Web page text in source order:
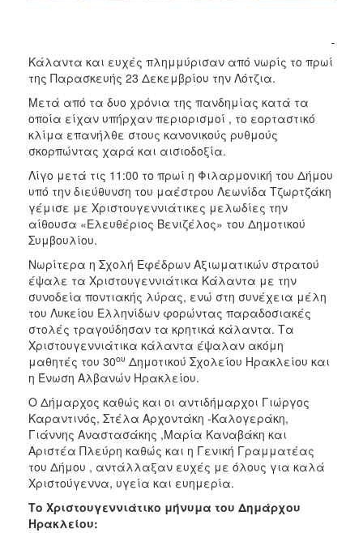
ΠΟΛΙΤΙΣΜΟΣ
ΑΝΘΕΚΤΙΚΗ
ΠΟΛΗ
Κάλαντα και ευχές πλημμύρισαν από νωρίς το πρωί
της Παρασκευής 23 Δεκεμβρίου την Λότζια.
Μετά από τα δυο χρόνια της πανδημίας κατά τα
οποία είχαν υπήρχαν περιορισμοί , το εορταστικό
κλίμα επανήλθε στους κανονικούς ρυθμούς
σκορπώντας χαρά και αισιοδοξία.
Λίγο μετά τις 11:00 το πρωί η Φιλαρμονική του Δήμου
υπό την διεύθυνση του μαέστρου Λεωνίδα Τζωρτζάκη
γέμισε με Χριστουγεννιάτικες μελωδίες την
αίθουσα «Ελευθέριος Βενιζέλος» του Δημοτικού
Συμβουλίου.
Νωρίτερα η Σχολή Εφέδρων Αξιωματικών στρατού
έψαλε τα Χριστουγεννιάτικα Κάλαντα με την
συνοδεία ποντιακής λύρας, ενώ στη συνέχεια μέλη
του Λυκείου Ελληνίδων φορώντας παραδοσιακές
στολές τραγούδησαν τα κρητικά κάλαντα. Τα
Χριστουγεννιάτικα κάλαντα έψαλαν ακόμη
μαθητές του 30ου Δημοτικού Σχολείου Ηρακλείου και
η Ένωση Αλβανών Ηρακλείου.
Ο Δήμαρχος καθώς και οι αντιδήμαρχοι Γιώργος
Καραντινός, Στέλα Αρχοντάκη -Καλογεράκη,
Γιάννης Αναστασάκης ,Μαρία Καναβάκη και
Αριστέα Πλεύρη καθώς και η Γενική Γραμματέας
του Δήμου , αντάλλαξαν ευχές με όλους για καλά
Χριστούγεννα, υγεία και ευημερία.
Το Χριστουγεννιάτικο μήνυμα του Δημάρχου
Ηρακλείου: